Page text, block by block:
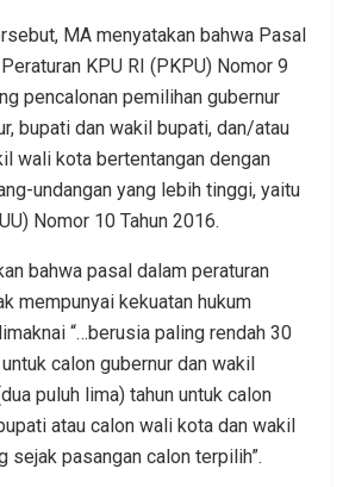
MA menyatakan bahwa Pasal
KPU RI (PKPU) Nomor 9
pencalonan pemilihan gubernur
bupati dan wakil bupati, dan/atau
wali kota bertentangan dengan
undangan yang lebih tinggi, yaitu
Nomor 10 Tahun 2016.
bahwa pasal dalam peraturan
mempunyai kekuatan hukum
“…berusia paling rendah 30
calon gubernur dan wakil
puluh lima) tahun untuk calon
atau calon wali kota dan wakil
sejak pasangan calon terpilih”.